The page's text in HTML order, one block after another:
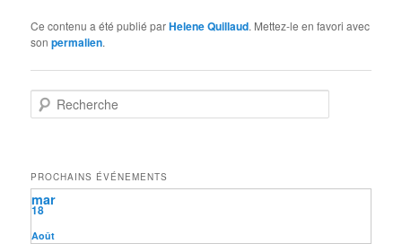
Ce contenu a été publié parHelene Quillaud. Mettez-le en favori avec
sonpermalien.
e
r
c
h
e
PROCHAINS ÉVÉNEMENTS
Août
18
mar